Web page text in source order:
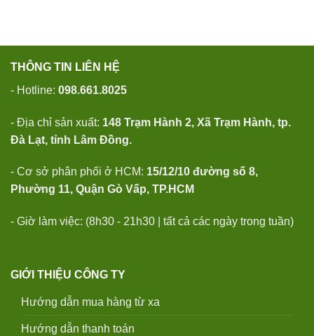
THÔNG TIN LIÊN HỆ
- Hotline: 098.661.8025
- Địa chỉ sản xuất: 148 Trạm Hành 2, Xã Trạm Hành, tp.
Đà Lạt, tỉnh Lâm Đồng.
- Cơ sở phân phối ở HCM: 15/12/10 đường số 8,
Phường 11, Quận Gò Vấp, TP.HCM
- Giờ làm việc: (8h30 - 21h30 | tất cả các ngày trong tuần)
GIỚI THIỆU CÔNG TY
Hướng dẫn mua hàng từ xa
Hướng dẫn thanh toán